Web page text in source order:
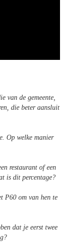
van de gemeente,
die beter aansluit
Op welke manier
restaurant of een
is dit percentage?
P60 om van hen te
dat je eerst twee